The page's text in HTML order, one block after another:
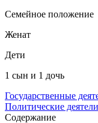
Семейное положение
Женат
Дети
1 сын и 1 дочь
Государственные
Политические деятели
Содержание